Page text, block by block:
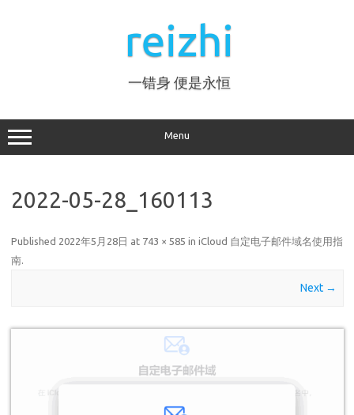
reizhi
一错身 便是永恒
Menu
2022-05-28_160113
Published 2022年5月28日 at 743 × 585 in iCloud 自定电子邮件域名使用指
南.
Next →